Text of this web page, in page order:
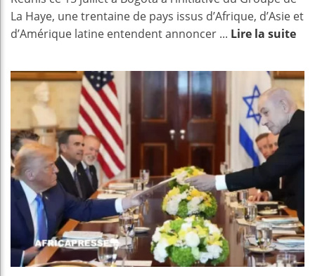
La Haye, une trentaine de pays issus d’Afrique, d’Asie et
d’Amérique latine entendent annoncer ... Lire la suite